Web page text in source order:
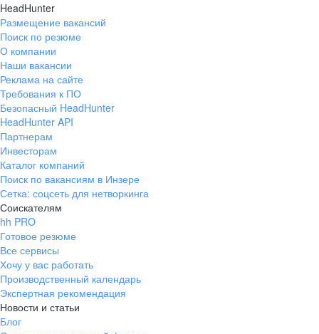
HeadHunter
Размещение вакансий
Поиск по резюме
О компании
Наши вакансии
Реклама на сайте
Требования к ПО
Безопасный HeadHunter
HeadHunter API
Партнерам
Инвесторам
Каталог компаний
Поиск по вакансиям в Инзере
Сетка: соцсеть для нетворкинга
Соискателям
hh PRO
Готовое резюме
Все сервисы
Хочу у вас работать
Производственный календарь
Экспертная рекомендация
Новости и статьи
Блог